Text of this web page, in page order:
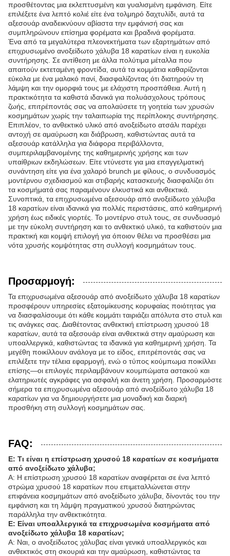
προσθέτοντας μια εκλεπτυσμένη και γυαλισμένη εμφάνιση. Είτε
επιλέξετε ένα λεπτό κολιέ είτε ένα τολμηρό δαχτυλίδι, αυτά τα
αξεσουάρ αναδεικνύουν αβίαστα την εμφάνισή σας και
συμπληρώνουν επίσημα φορέματα και βραδινά φορέματα.
Ένα από τα μεγαλύτερα πλεονεκτήματα των εξαρτημάτων από
επιχρυσωμένο ανοξείδωτο χάλυβα 18 καρατίων είναι η ευκολία
συντήρησης. Σε αντίθεση με άλλα πολύτιμα μέταλλα που
απαιτούν εκτεταμένη φροντίδα, αυτά τα κομμάτια καθαρίζονται
εύκολα με ένα μαλακό πανί, διασφαλίζοντας ότι διατηρούν τη
λάμψη και την ομορφιά τους με ελάχιστη προσπάθεια. Αυτή η
πρακτικότητα τα καθιστά ιδανικά για πολυάσχολους τρόπους
ζωής, επιτρέποντάς σας να απολαύσετε τη γοητεία των χρυσών
κοσμημάτων χωρίς την ταλαιπωρία της περίπλοκης συντήρησης.
Επιπλέον, το ανθεκτικό υλικό από ανοξείδωτο ατσάλι παρέχει
αντοχή σε αμαύρωση και διάβρωση, καθιστώντας αυτά τα
αξεσουάρ κατάλληλα για διάφορα περιβάλλοντα,
συμπεριλαμβανομένης της καθημερινής χρήσης και των
υπαίθριων εκδηλώσεων. Είτε ντύνεστε για μια επαγγελματική
συνάντηση είτε για ένα χαλαρό brunch με φίλους, ο συνδυασμός
μοντέρνου σχεδιασμού και στιβαρής κατασκευής διασφαλίζει ότι
τα κοσμήματά σας παραμένουν ελκυστικά και ανθεκτικά.
Συνοπτικά, τα επιχρυσωμένα αξεσουάρ από ανοξείδωτο χάλυβα
18 καρατίων είναι ιδανικά για πολλές περιστάσεις, από καθημερινή
χρήση έως ειδικές γιορτές. Το μοντέρνο στυλ τους, σε συνδυασμό
με την εύκολη συντήρηση και το ανθεκτικό υλικό, τα καθιστούν μια
πρακτική και κομψή επιλογή για όποιον θέλει να προσθέσει μια
νότα χρυσής κομψότητας στη συλλογή κοσμημάτων τους.
Προσαρμογή:
Τα επιχρυσωμένα αξεσουάρ από ανοξείδωτο χάλυβα 18 καρατίων
προσφέρουν υπηρεσίες εξατομίκευσης κορυφαίας ποιότητας για
να διασφαλίσουμε ότι κάθε κομμάτι ταιριάζει απόλυτα στο στυλ και
τις ανάγκες σας. Διαθέτοντας ανθεκτική επίστρωση χρυσού 18
καρατίων, αυτά τα αξεσουάρ είναι ανθεκτικά στην αμαύρωση και
υποαλλεργικά, καθιστώντας τα ιδανικά για καθημερινή χρήση. Τα
μεγέθη ποικίλλουν ανάλογα με το είδος, επιτρέποντάς σας να
επιλέξετε την τέλεια εφαρμογή, ενώ ο τύπος κούμπωμα ποικίλλει
επίσης—οι επιλογές περιλαμβάνουν κουμπώματα αστακού και
ελατηριωτές αγκράφες για ασφαλή και άνετη χρήση. Προσαρμόστε
σήμερα τα επιχρυσωμένα αξεσουάρ από ανοξείδωτο χάλυβα 18
καρατίων για να δημιουργήσετε μια μοναδική και διαρκή
προσθήκη στη συλλογή κοσμημάτων σας.
FAQ:
Ε: Τι είναι η επίστρωση χρυσού 18 καρατίων σε κοσμήματα
από ανοξείδωτο χάλυβα;
Α: Η επίστρωση χρυσού 18 καρατίων αναφέρεται σε ένα λεπτό
στρώμα χρυσού 18 καρατίων που επιμεταλλώνεται στην
επιφάνεια κοσμημάτων από ανοξείδωτο χάλυβα, δίνοντάς του την
εμφάνιση και τη λάμψη πραγματικού χρυσού διατηρώντας
παράλληλα την ανθεκτικότητα.
Ε: Είναι υποαλλεργικά τα επιχρυσωμένα κοσμήματα από
ανοξείδωτο χάλυβα 18 καρατίων;
Α: Ναι, ο ανοξείδωτος χάλυβας είναι γενικά υποαλλεργικός και
ανθεκτικός στη σκουριά και την αμαύρωση, καθιστώντας τα